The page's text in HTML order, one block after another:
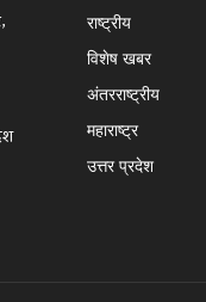
राष्ट्रीय
विशेष खबर
अंतरराष्ट्रीय
महाराष्ट्र
उत्तर प्रदेश